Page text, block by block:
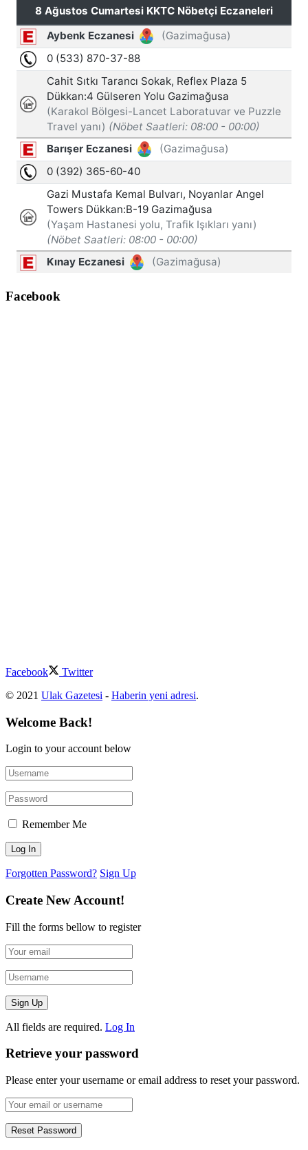
Facebook
Facebook
Twitter
© 2021 Ulak Gazetesi - Haberin yeni adresi.
Welcome Back!
Login to your account below
Remember Me
Forgotten Password? Sign Up
Create New Account!
Fill the forms bellow to register
All fields are required. Log In
Retrieve your password
Please enter your username or email address to reset your password.